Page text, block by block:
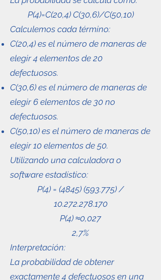
P(4)=C(20,4) C(30,6)/C(50,10)
Calculemos cada término:
C(20,4) es el número de maneras de
elegir 4 elementos de 20
defectuosos.
C(30,6) es el número de maneras de
elegir 6 elementos de 30 no
defectuosos.
C(50,10) es el número de maneras de
elegir 10 elementos de 50.
Utilizando una calculadora o
software estadístico:
P(4) = (4845) (593.775) /
10.272.278.170
P(4) ≈0,027
2,7%
Interpretación:
La probabilidad de obtener
exactamente 4 defectuosos en una